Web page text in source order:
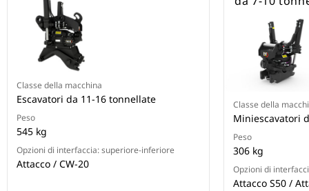
Classe della macchina
Escavatori da 11-16 tonnellate
Peso
545 kg
Opzioni di interfaccia: superiore-inferiore
Attacco / CW-20
Classe della
Miniescavatori
Peso
306 kg
Opzioni di
Attacco S50 /